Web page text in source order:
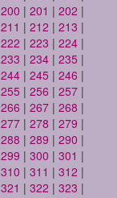
200 | 201 | 202 |
211 | 212 | 213 |
222 | 223 | 224 |
233 | 234 | 235 |
244 | 245 | 246 |
255 | 256 | 257 |
266 | 267 | 268 |
277 | 278 | 279 |
288 | 289 | 290 |
299 | 300 | 301 |
310 | 311 | 312 |
321 | 322 | 323 |